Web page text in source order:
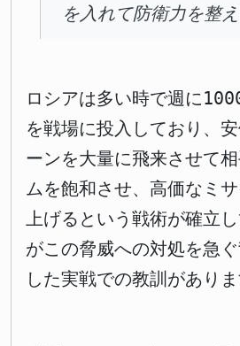
を入れて防衛力を整
ロシアは多い時で週に
を戦場に投入しており、
ーンを大量に飛来させて
ムを飽和させ、高価なミ
上げるという戦術が確立
がこの脅威への対処を急
した実戦での教訓がありま